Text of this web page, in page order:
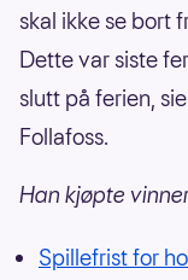
skal ikke se bort
Dette var siste
slutt på ferien,
Follafoss.
Han kjøpte
Spillefrist for